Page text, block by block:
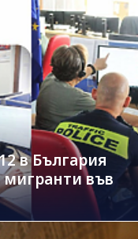
в България
мигранти във